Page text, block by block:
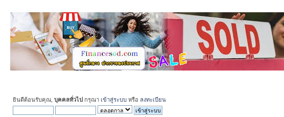
ยินดีต้อนรับคุณ, บุคคลทั่วไป กรุณา เข้าสู่ระบบ หรือ ลงทะเบียน